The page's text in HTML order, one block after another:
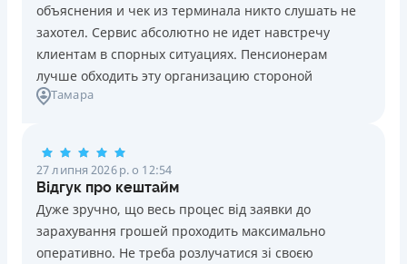
объяснения и чек из терминала никто слушать не
захотел. Сервис абсолютно не идет навстречу
клиентам в спорных ситуациях. Пенсионерам
лучше обходить эту организацию стороной
Тамара
27 липня 2026 р. о 12:54
Відгук про кештайм
Дуже зручно, що весь процес від заявки до
зарахування грошей проходить максимально
оперативно. Не треба розлучатися зі своєю